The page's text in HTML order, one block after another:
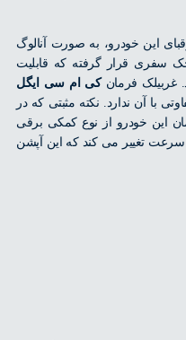
خودرو، به صورت آنالوگ
گرفته که قابلیت
فرمان کی ام سی ایگل
و تفاوتی با آن ندارد. نکته مثبتی که در
از نوع کمکی برقی
می کند که این آپشن